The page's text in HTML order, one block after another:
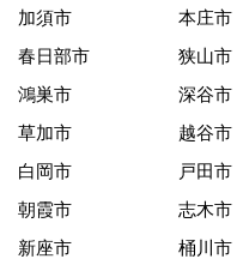
加須市
本庄市
春日部市
狭山市
鴻巣市
深谷市
草加市
越谷市
白岡市
戸田市
朝霞市
志木市
新座市
桶川市